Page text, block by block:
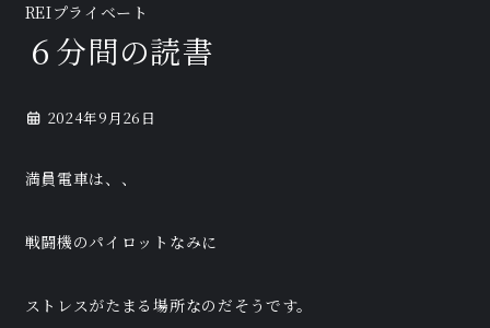
REIプライベート
６分間の読書
2024年9月26日
満員電車は、、
戦闘機のパイロットなみに
ストレスがたまる場所なのだそうです。